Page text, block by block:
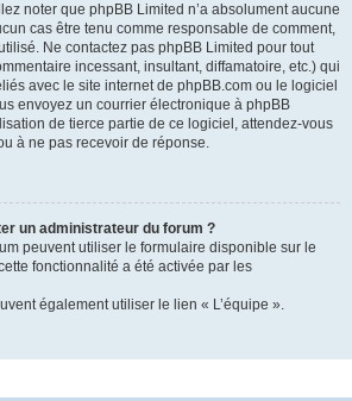
noter que phpBB Limited n’a absolument aucune
cas être tenu comme responsable de comment,
Ne contactez pas phpBB Limited pour tout
incessant, insultant, diffamatoire, etc.) qui
avec le site internet de phpBB.com ou le logiciel
envoyez un courrier électronique à phpBB
de tierce partie de ce logiciel, attendez-vous
à ne pas recevoir de réponse.
un administrateur du forum ?
peuvent utiliser le formulaire disponible sur le
fonctionnalité a été activée par les
également utiliser le lien « L’équipe ».